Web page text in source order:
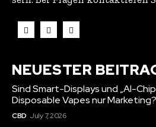
NEUESTER
Sind Smart-Displays und „AI-
Disposable Vapes nur Marketing?
CBD July 7, 2026